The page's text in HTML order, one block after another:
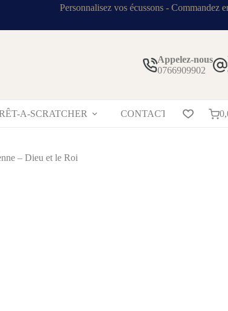
Personnalisez vos écussons - Commandez
Appelez-nous
0766909902
A-SCRATCHER CONTACT BLOG
– Dieu et le Roi